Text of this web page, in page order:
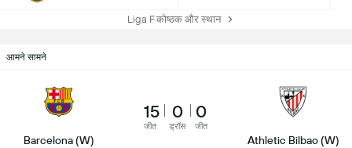
Liga F कोष्ठक और स्थान
आमने सामने
Barcelona (W)
15
जीत
0
ड्रॉस
0
जीत
Athletic Bilbao (W)